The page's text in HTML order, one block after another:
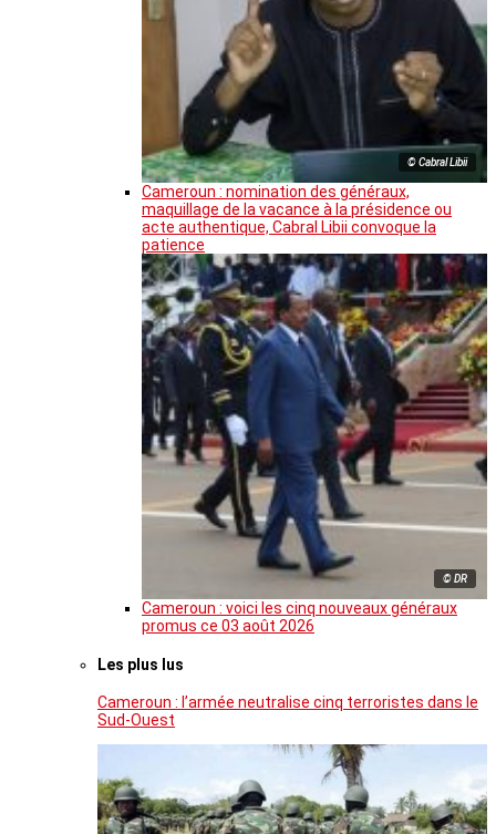
© Cabral Libii
Cameroun : nomination des généraux,
maquillage de la vacance à la présidence ou
acte authentique, Cabral Libii convoque la
patience
© DR
Cameroun : voici les cinq nouveaux généraux
promus ce 03 août 2026
Les plus lus
Cameroun : l’armée neutralise cinq terroristes dans le
Sud-Ouest